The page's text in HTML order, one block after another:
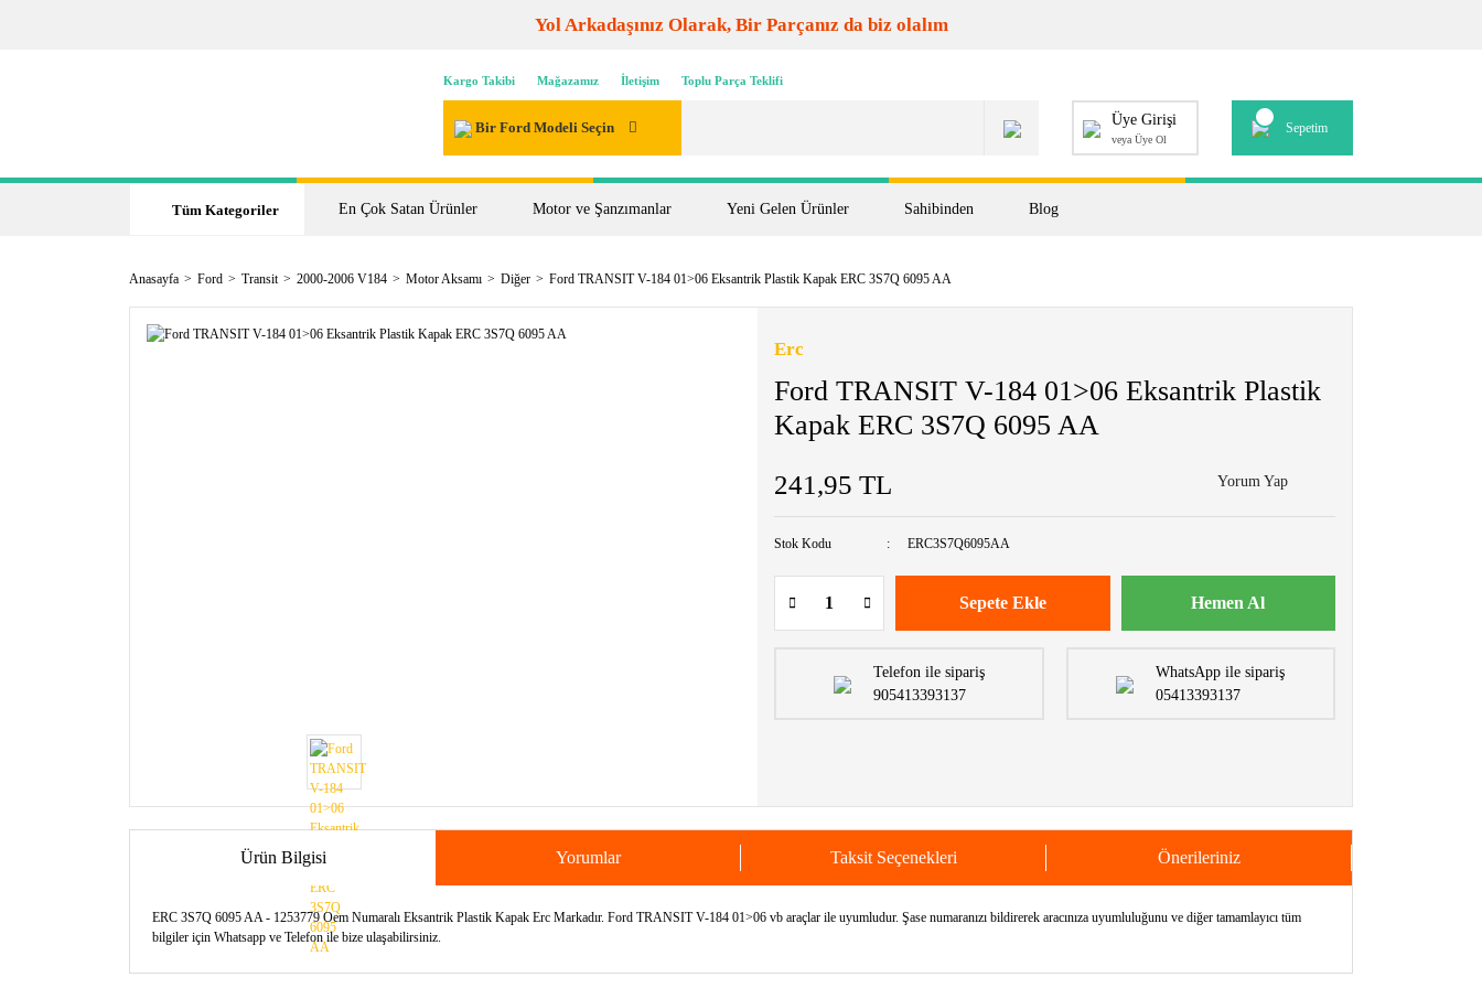
Yol Arkadaşınız Olarak, Bir Parçanız da biz olalım
Kargo Takibi Mağazamız İletişim Toplu Parça Teklifi
Bir Ford Modeli Seçin Üye Girişi
veya Üye Ol
Sepetim
Tüm Kategoriler En Çok Satan Ürünler Motor ve Şanzımanlar Yeni Gelen Ürünler Sahibinden Blog
Anasayfa Ford Transit 2000-2006 V184 Motor Aksamı Diğer Ford TRANSIT V-184 01>06 Eksantrik Plastik Kapak ERC 3S7Q 6095 AA
Erc
Ford TRANSIT V-184 01>06 Eksantrik Plastik
Kapak ERC 3S7Q 6095 AA
241,95 TL Yorum Yap
Stok Kodu ERC3S7Q6095AA
Sepete Ekle Hemen Al
Telefon ile sipariş
905413393137
WhatsApp ile sipariş
05413393137
Ürün Bilgisi Yorumlar Taksit Seçenekleri Önerileriniz
ERC 3S7Q 6095 AA - 1253779 Oem Numaralı Eksantrik Plastik Kapak Erc Markadır. Ford TRANSIT V-184 01>06 vb araçlar ile uyumludur. Şase numaranızı bildirerek aracınıza uyumluluğunu ve diğer tamamlayıcı tüm
bilgiler için Whatsapp ve Telefon ile bize ulaşabilirsiniz.